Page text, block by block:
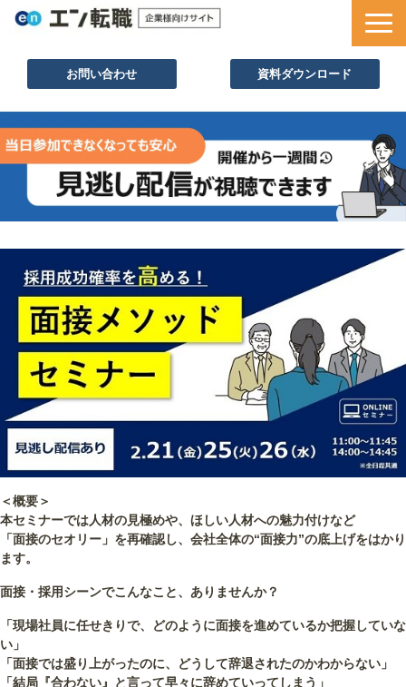
お問い合わせ 資料ダウンロード
採用ノウハウ
採用事例
お役立ち資料
＜概要＞
本セミナーでは人材の見極めや、ほしい人材への魅力付けなど
「面接のセオリー」を再確認し、会社全体の“面接力”の底上げをはかり
ます。
面接・採用シーンでこんなこと、ありませんか？
「現場社員に任せきりで、どのように面接を進めているか把握していな
い」
「面接では盛り上がったのに、どうして辞退されたのかわからない」
「結局『合わない』と言って早々に辞めていってしまう」